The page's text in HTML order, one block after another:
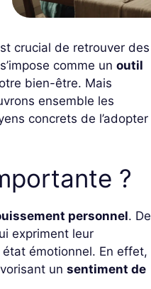
crucial de retrouver des
s’impose comme un outil
bien-être. Mais
ensemble les
concrets de l’adopter
?
personnel. De
expriment leur
émotionnel. En effet,
un sentiment de